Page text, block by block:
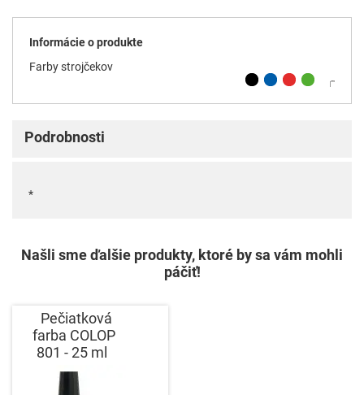
Informácie o produkte
Farby strojčekov
Podrobnosti
*
Našli sme ďalšie produkty, ktoré by sa vám mohli
páčiť!
Pečiatková
farba COLOP
801 - 25 ml